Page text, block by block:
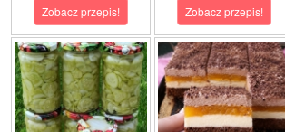
Zobacz przepis! Zobacz przepis!